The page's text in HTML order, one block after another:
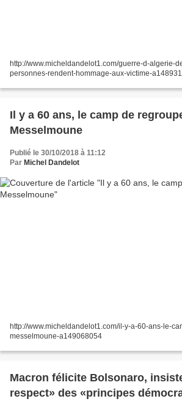
http://www.micheldandelot1.com/guerre-d-algerie-
personnes-rendent-hommage-aux-victime-
Il y a 60 ans, le camp de
Messelmoune
Publié le 30/10/2018 à 11:12
Par Michel Dandelot
http://www.micheldandelot1.com/il-y-a-60-ans-le-
messelmoune-a149068054
Macron félicite Bolsonaro,
respect» des «principes